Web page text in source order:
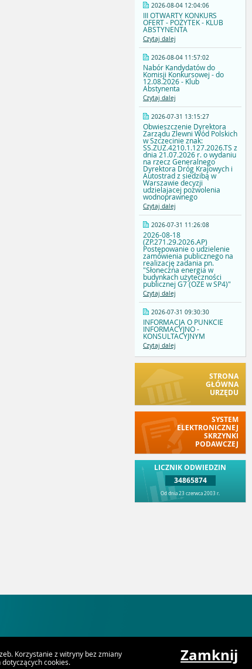
2026-08-04 12:04:06
III OTWARTY KONKURS
OFERT - POŻYTEK - KLUB
ABSTYNENTA
Czytaj dalej
2026-08-04 11:57:02
Nabór Kandydatów do
Komisji Konkursowej - do
12.08.2026 - Klub
Abstynenta
Czytaj dalej
2026-07-31 13:15:27
Obwieszczenie Dyrektora
Zarządu Zlewni Wód Polskich
w Szczecinie znak:
SS.ZUZ.4210.1.127.2026.TS z
dnia 21.07.2026 r. o wydaniu
na rzecz Generalnego
Dyrektora Dróg Krajowych i
Autostrad z siedzibą w
Warszawie decyzji
udzielajacej pozwolenia
wodnoprawnego
Czytaj dalej
2026-07-31 11:26:08
2026-08-18
(ZP.271.29.2026.AP)
Postępowanie o udzielenie
zamówienia publicznego na
realizację zadania pn.
"Słoneczna energia w
budynkach użyteczności
publicznej G7 (OZE w SP4)"
Czytaj dalej
2026-07-31 09:30:30
INFORMACJA O PUNKCIE
INFORMACYJNO -
KONSULTACYJNYM
Czytaj dalej
STRONA
GŁÓWNA
URZĘDU
SYSTEM
ELEKTRONICZNEJ
SKRZYNKI
PODAWCZEJ
LICZNIK ODWIEDZIN
34865874
Od dnia 23 czerwca 2003 r.
Korzystanie z witryny bez zmiany
cookies.
Zamknij